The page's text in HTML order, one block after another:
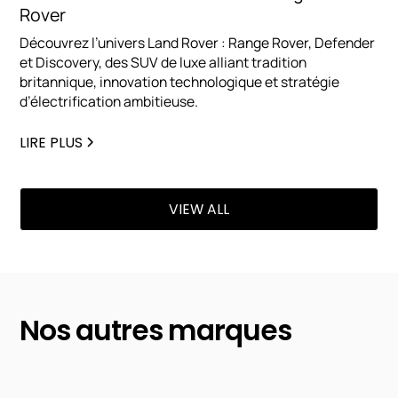
Rover
Découvrez l’univers Land Rover : Range Rover, Defender
et Discovery, des SUV de luxe alliant tradition
britannique, innovation technologique et stratégie
d’électrification ambitieuse.
LIRE PLUS
VIEW ALL
Nos autres marques